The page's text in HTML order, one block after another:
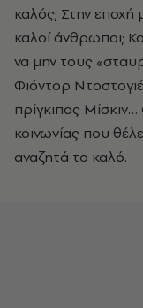
καλός; Στην εποχή
καλοί άνθρωποι;
να μην τους
Φιόντορ
πρίγκιπας Μίσκιν…
κοινωνίας που
αναζητά το καλό.